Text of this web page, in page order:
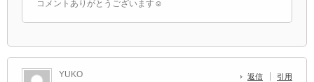
コメントありがとうございます☺️
YUKO 返信 引用